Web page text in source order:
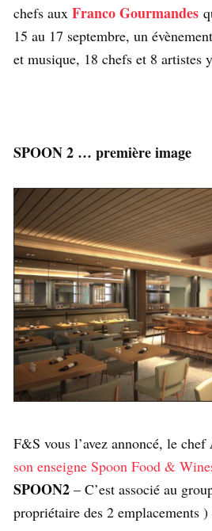
chefs aux Franco Gourmandes
15 au 17 septembre, un
et musique, 18 chefs et 8 artistes
SPOON 2 … première image
F&S vous l’avez annoncé, le chef
son enseigne Spoon Food &
SPOON2 – C’est associé au
propriétaire des 2 emplacements